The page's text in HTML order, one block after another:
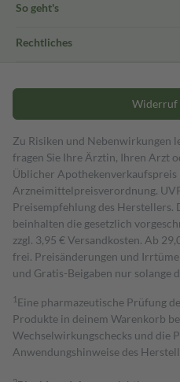
So geht's
Rechtliches
Widerruf
Zu Risiken und Nebenwirkungen
fragen Sie Ihre Ärztin, Ihren Arzt
Üblicher Apothekenverkaufspreis
Arzneimittelpreisverordnung.
Preisempfehlung des Herstellers.
beinhalten die gesetzlich
zzgl. 3,95 € Versandkosten. Ab
frei. Preisänderungen und
und Gratis-Beigaben nur solange
1 Eine pharmazeutische Prüfung
Produkte in deinem Warenkorb
Wechselwirkungschecks und die
Anwendungshinweise des